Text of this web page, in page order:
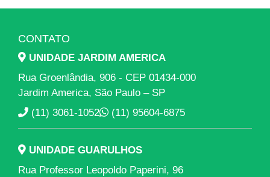
CONTATO
UNIDADE JARDIM AMERICA
Rua Groenlândia, 906 - CEP 01434-000
Jardim America, São Paulo – SP
(11) 3061-1052
(11) 95604-6875
UNIDADE GUARULHOS
Rua Professor Leopoldo Paperini, 96